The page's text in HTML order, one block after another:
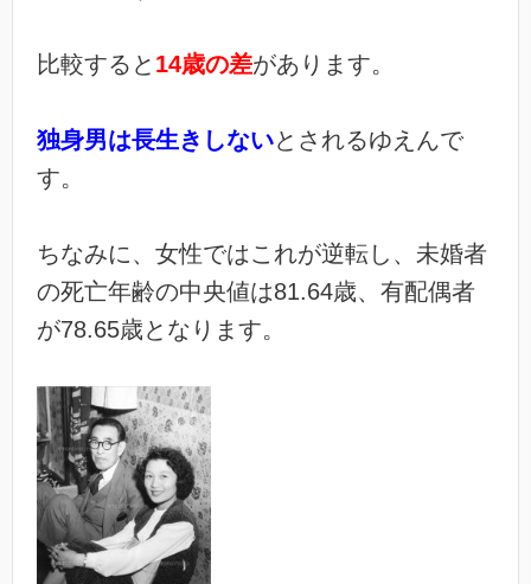
比較すると 14歳の差があります。
独身男は長生きしないとされるゆえんで
す。
ちなみに、女性ではこれが逆転し、未婚者
の死亡年齢の中央値は81.64歳、有配偶者
が78.65歳となります。